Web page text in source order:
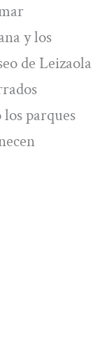
y los
de Leizaola
parques